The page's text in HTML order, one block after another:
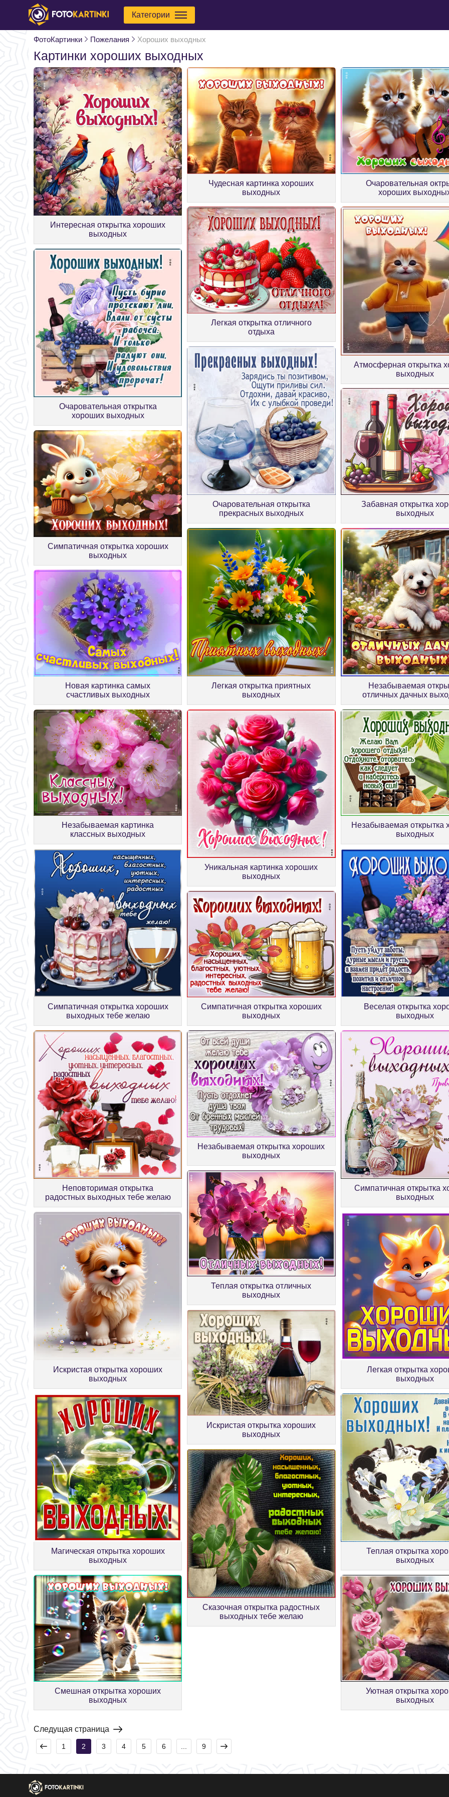
Категории
ФотоКартинки Пожелания Хороших выходных
Картинки хороших выходных
Интересная открытка хороших
выходных
Чудесная картинка хороших
выходных
Очаровательная
хороших
Очаровательная открытка
хороших выходных
Легкая открытка отличного
отдыха
Атмосферная открытка
выходных
Симпатичная открытка хороших
выходных
Очаровательная открытка
прекрасных выходных
Забавная открытка
выходных
Новая картинка самых
счастливых выходных
Легкая открытка приятных
выходных
Незабываемая
отличных дачных
Незабываемая картинка
классных выходных
Уникальная картинка хороших
выходных
Незабываемая открытка
выходных
Симпатичная открытка хороших
выходных тебе желаю
Симпатичная открытка хороших
выходных
Веселая открытка
выходных
Неповторимая открытка
радостных выходных тебе желаю
Незабываемая открытка хороших
выходных
Симпатичная открытка
выходных
Искристая открытка хороших
выходных
Теплая открытка отличных
выходных
Легкая открытка
выходных
Магическая открытка хороших
выходных
Искристая открытка хороших
выходных
Теплая открытка
выходных
Смешная открытка хороших
выходных
Сказочная открытка радостных
выходных тебе желаю
Уютная открытка
выходных
Следущая страница
1 2 3 4 5 6 9